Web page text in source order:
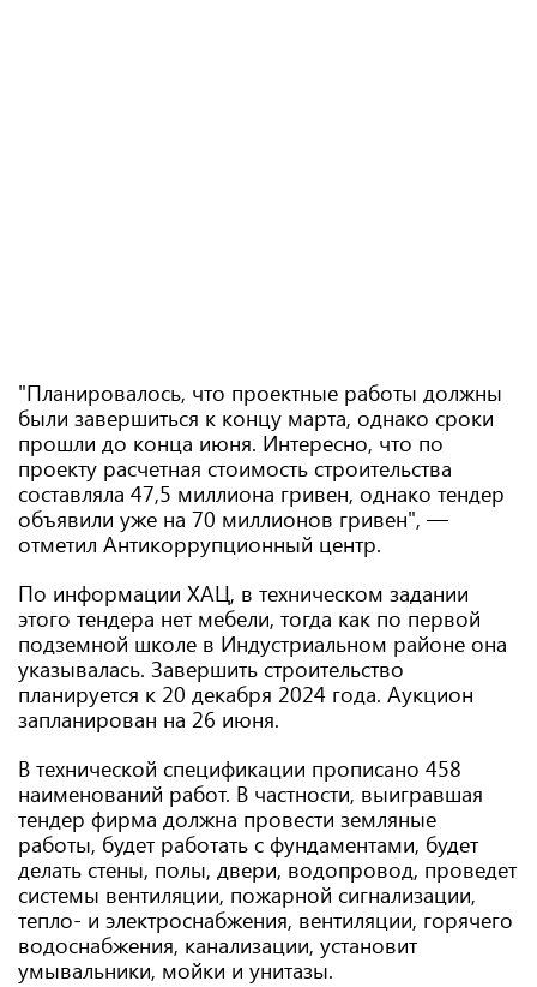
"Планировалось, что проектные работы должны
были завершиться к концу марта, однако сроки
прошли до конца июня. Интересно, что по
проекту расчетная стоимость строительства
составляла 47,5 миллиона гривен, однако тендер
объявили уже на 70 миллионов гривен", —
отметил Антикоррупционный центр.
По информации ХАЦ, в техническом задании
этого тендера нет мебели, тогда как по первой
подземной школе в Индустриальном районе она
указывалась. Завершить строительство
планируется к 20 декабря 2024 года. Аукцион
запланирован на 26 июня.
В технической спецификации прописано 458
наименований работ. В частности, выигравшая
тендер фирма должна провести земляные
работы, будет работать с фундаментами, будет
делать стены, полы, двери, водопровод, проведет
системы вентиляции, пожарной сигнализации,
тепло- и электроснабжения, вентиляции, горячего
водоснабжения, канализации, установит
умывальники, мойки и унитазы.